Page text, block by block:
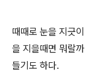
때때로 눈을 지긋
을 지을때면 뭐랄
들기도 하다.